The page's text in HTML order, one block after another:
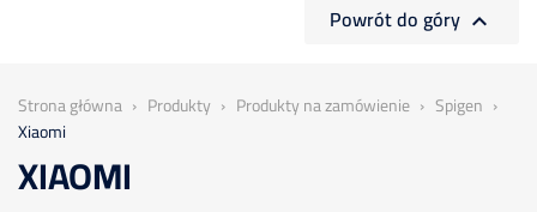
Powrót do góry 
Strona główna Produkty Produkty na zamówienie
Spigen
Xiaomi
XIAOMI